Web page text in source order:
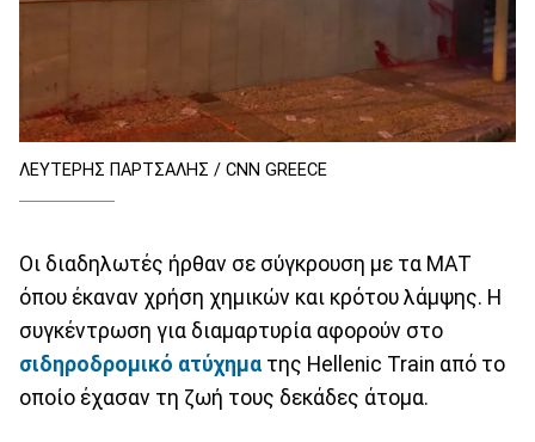
ΛΕΥΤΕΡΗΣ ΠΑΡΤΣΑΛΗΣ / CNN GREECE
Οι διαδηλωτές ήρθαν σε σύγκρουση με τα ΜΑΤ
όπου έκαναν χρήση χημικών και κρότου λάμψης. Η
συγκέντρωση για διαμαρτυρία αφορούν στο
σιδηροδρομικό ατύχημα της Hellenic Train από το
οποίο έχασαν τη ζωή τους δεκάδες άτομα.